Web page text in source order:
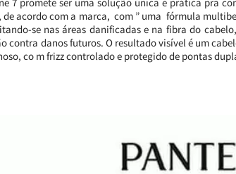
7 promete ser uma solução única e prática pra
de acordo com a marca, com ” uma fórmula
se nas áreas danificadas e na fibra do
contra danos futuros. O resultado visível é um
co m frizz controlado e protegido de pontas